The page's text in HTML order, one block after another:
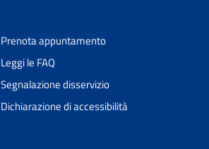
Prenota appuntamento
Leggi le FAQ
Segnalazione disservizio
Dichiarazione di accessibilità